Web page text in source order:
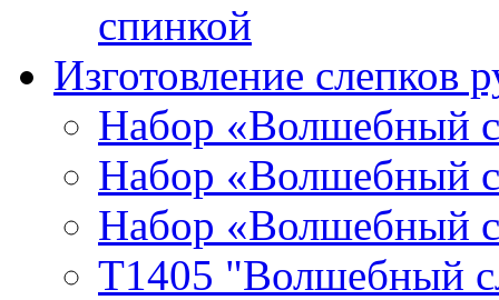
спинкой
Изготовление слепков
Набор «Волшебный
Набор «Волшебный
Набор «Волшебный
T1405 "Волшебный